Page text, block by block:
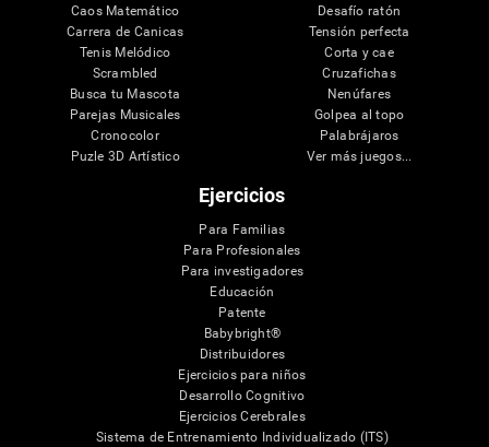
Caos Matemático
Carrera de Canicas
Tenis Melódico
Scrambled
Busca tu Mascota
Parejas Musicales
Cronocolor
Puzle 3D Artístico
Desafío ratón
Tensión perfecta
Corta y cae
Cruzafichas
Nenúfares
Golpea al topo
Palabrájaros
Ver más juegos...
Ejercicios
Para Familias
Para Profesionales
Para investigadores
Educación
Patente
Babybright®
Distribuidores
Ejercicios para niños
Desarrollo Cognitivo
Ejercicios Cerebrales
Sistema de Entrenamiento Individualizado (ITS)